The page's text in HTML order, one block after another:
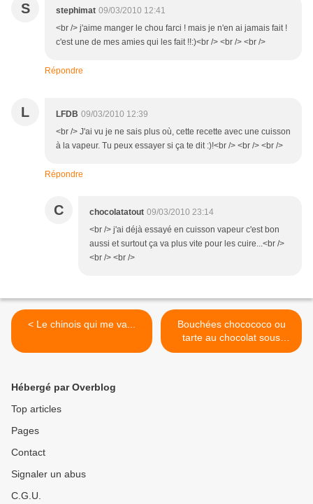
S stephimat 09/03/2010 12:41
<br /> j'aime manger le chou farci ! mais je n'en ai jamais fait !
c'est une de mes amies qui les fait !!:)<br /> <br /> <br />
Répondre
L LFDB 09/03/2010 12:39
<br /> J'ai vu je ne sais plus où, cette recette avec une cuisson
à la vapeur. Tu peux essayer si ça te dit :)!<br /> <br /> <br />
Répondre
C chocolatatout 09/03/2010 23:14
<br /> j'ai déjà essayé en cuisson vapeur c'est bon
aussi et surtout ça va plus vite pour les cuire...<br />
<br /> <br />
< Le chinois qui me va...
Bouchées chocococo ou
tarte au chocolat sous
mousse noix de coco >
Hébergé par Overblog
Top articles
Pages
Contact
Signaler un abus
C.G.U.